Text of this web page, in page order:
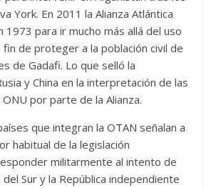
York. En 2011 la Alianza Atlántica
1973 para ir mucho más allá del uso
fin de proteger a la población civil de
de Gadafi. Lo que selló la
y China en la interpretación de las
por parte de la Alianza.
que integran la OTAN señalan a
habitual de la legislación
militarmente al intento de
Sur y la República independiente